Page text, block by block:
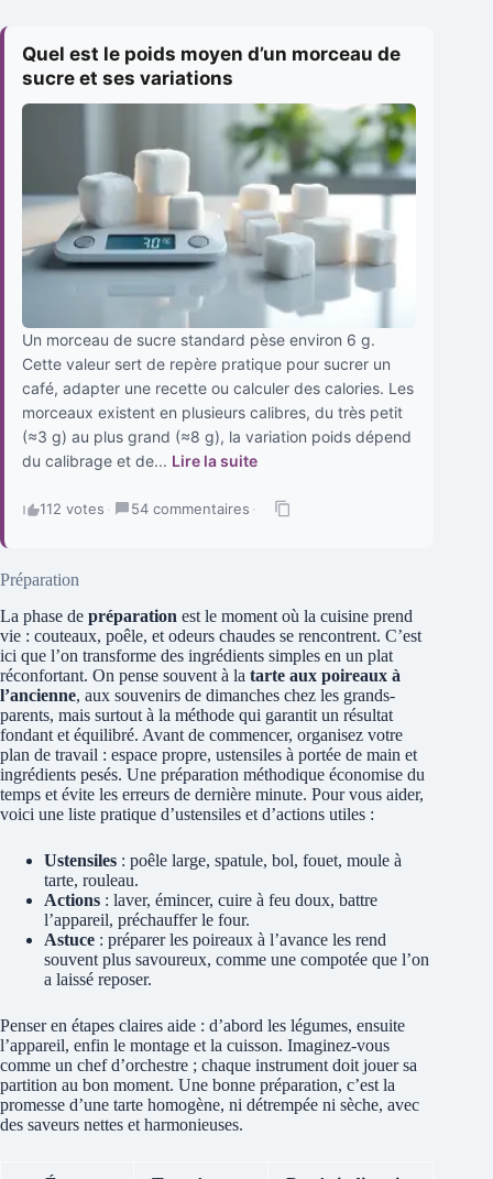
Quel est le poids moyen d’un morceau de
sucre et ses variations
Un morceau de sucre standard pèse environ 6 g.
Cette valeur sert de repère pratique pour sucrer un
café, adapter une recette ou calculer des calories. Les
morceaux existent en plusieurs calibres, du très petit
(≈3 g) au plus grand (≈8 g), la variation poids dépend
du calibrage et de... Lire la suite
112 votes · 54 commentaires ·
Préparation
La phase de préparation est le moment où la cuisine prend
vie : couteaux, poêle, et odeurs chaudes se rencontrent. C’est
ici que l’on transforme des ingrédients simples en un plat
réconfortant. On pense souvent à la tarte aux poireaux à
l’ancienne, aux souvenirs de dimanches chez les grands-
parents, mais surtout à la méthode qui garantit un résultat
fondant et équilibré. Avant de commencer, organisez votre
plan de travail : espace propre, ustensiles à portée de main et
ingrédients pesés. Une préparation méthodique économise du
temps et évite les erreurs de dernière minute. Pour vous aider,
voici une liste pratique d’ustensiles et d’actions utiles :
Ustensiles : poêle large, spatule, bol, fouet, moule à
tarte, rouleau.
Actions : laver, émincer, cuire à feu doux, battre
l’appareil, préchauffer le four.
Astuce : préparer les poireaux à l’avance les rend
souvent plus savoureux, comme une compotée que l’on
a laissé reposer.
Penser en étapes claires aide : d’abord les légumes, ensuite
l’appareil, enfin le montage et la cuisson. Imaginez-vous
comme un chef d’orchestre ; chaque instrument doit jouer sa
partition au bon moment. Une bonne préparation, c’est la
promesse d’une tarte homogène, ni détrempée ni sèche, avec
des saveurs nettes et harmonieuses.